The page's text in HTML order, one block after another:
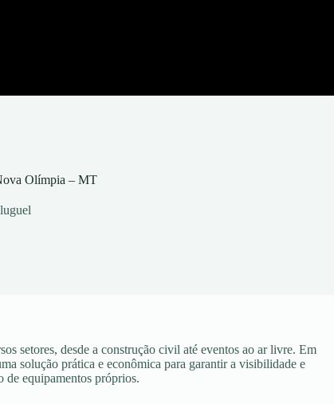
Olímpia – MT
setores, desde a construção civil até eventos ao ar livre. Em
solução prática e econômica para garantir a visibilidade e
de equipamentos próprios.